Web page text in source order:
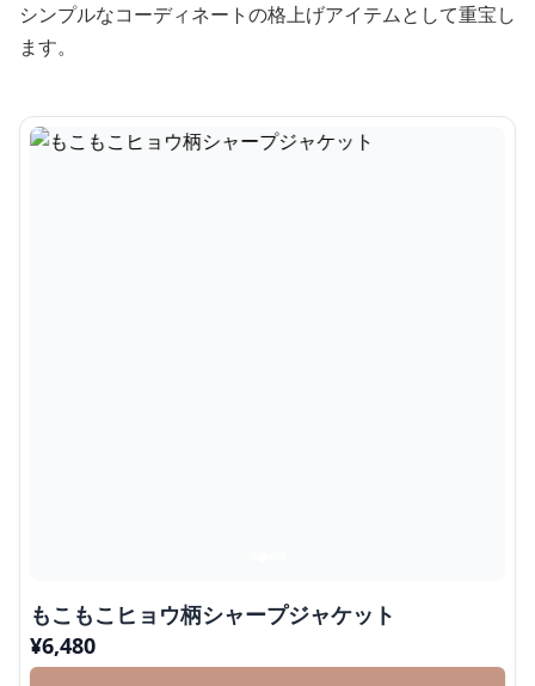
シンプルなコーディネートの格上げアイテムとして重宝し
ます。
もこもこヒョウ柄シャープジャケット
¥6,480